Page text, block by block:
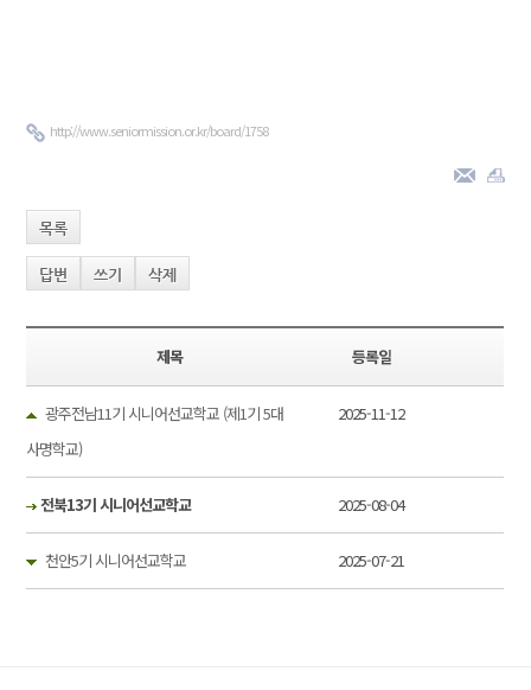
http://www.seniormission.or.kr/board/1758
목록
답변 쓰기 삭제
제목 등록일
광주전남11기 시니어선교학교 (제1기 5대
사명학교)
2025-11-12
전북13기 시니어선교학교 2025-08-04
천안5기 시니어선교학교 2025-07-21